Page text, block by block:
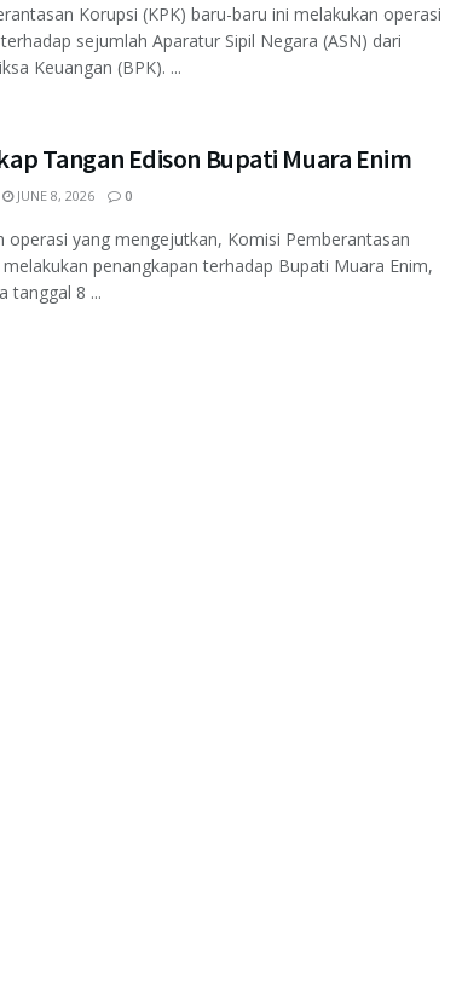
Korupsi (KPK) baru-baru ini melakukan operasi
sejumlah Aparatur Sipil Negara (ASN) dari
Keuangan (BPK). ...
Tangan Edison Bupati Muara Enim
JUNE 8, 2026 0
operasi yang mengejutkan, Komisi Pemberantasan
melakukan penangkapan terhadap Bupati Muara Enim,
tanggal 8 ...